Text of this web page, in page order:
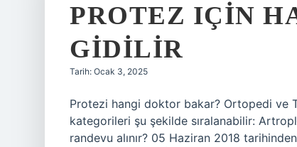
PROTEZ IÇIN
GIDILIR
Tarih: Ocak 3, 2025
Protezi hangi doktor bakar? Ortopedi ve
kategorileri şu şekilde sıralanabilir:
randevu alınır? 05 Haziran 2018